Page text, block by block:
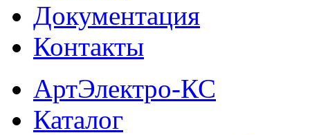
Документация
Контакты
АртЭлектро-КС
Каталог